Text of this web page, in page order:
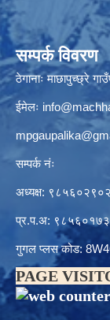
सम्पर्क विवरण
ठेगानाः माछापुच्छ्रे
ईमेलः
सम्पर्क नंः
अध्यक्ष:
प्र.प.अ:
गुगल प्लस कोड:
PAGE